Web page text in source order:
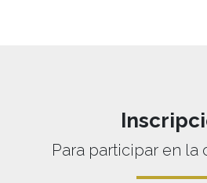
Para participar en la